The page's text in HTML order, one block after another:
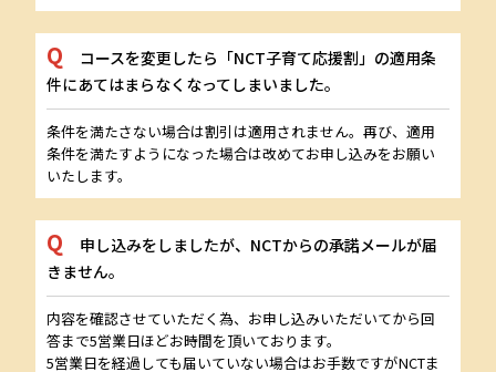
コースを変更したら「NCT子育て応援割」の適用条
件にあてはまらなくなってしまいました。
条件を満たさない場合は割引は適用されません。再び、適用
条件を満たすようになった場合は改めてお申し込みをお願い
いたします。
申し込みをしましたが、NCTからの承諾メールが届
きません。
内容を確認させていただく為、お申し込みいただいてから回
答まで5営業日ほどお時間を頂いております。
5営業日を経過しても届いていない場合はお手数ですがNCTま